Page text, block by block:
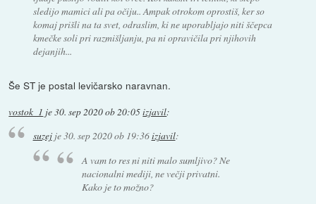
sledijo mamici ali pa očiju.. Ampak otrokom oprostiš, ker so
komaj prišli na ta svet, odraslim, ki ne uporabljajo niti ščepca
kmečke soli pri razmišljanju, pa ni opravičila pri njihovih
dejanjih...
Še ST je postal levičarsko naravnan.
vostok_1 je30. sep 2020 ob 20:05izjavil:
suzejje30. sep 2020 ob 19:36izjavil:
A vam to res ni niti malo sumljivo? Ne
nacionalni mediji, ne večji privatni.
Kako je to možno?